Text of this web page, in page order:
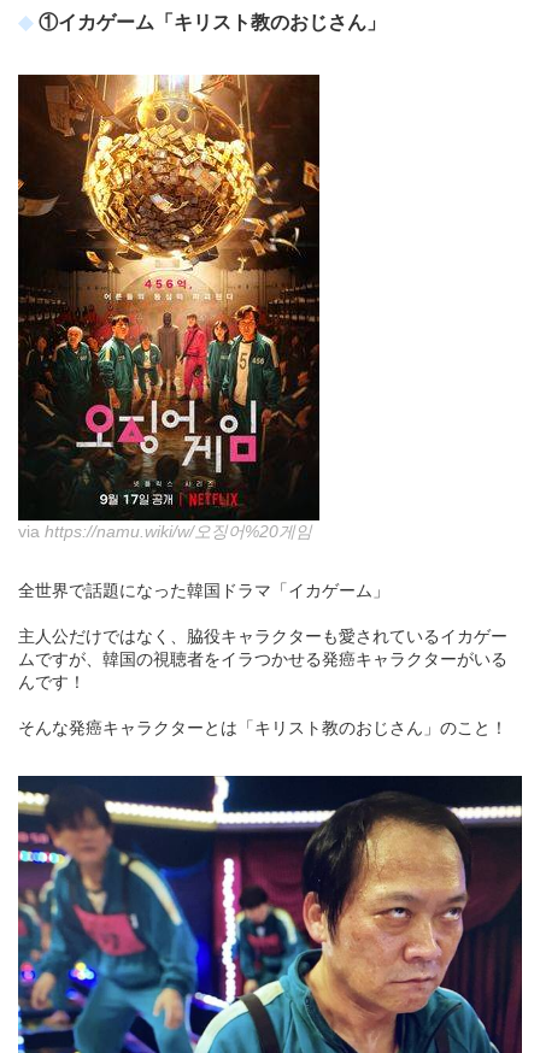
①イカゲーム「キリスト教のおじさん」
via https://namu.wiki/w/오징어%20게임
全世界で話題になった韓国ドラマ「イカゲーム」
主人公だけではなく、脇役キャラクターも愛されているイカゲー
ムですが、韓国の視聴者をイラつかせる発癌キャラクターがいる
んです！
そんな発癌キャラクターとは「キリスト教のおじさん」のこと！